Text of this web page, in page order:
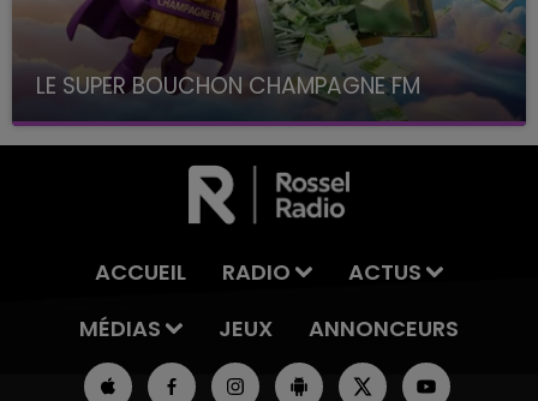
LE SUPER BOUCHON CHAMPAGNE FM
avec La Famille Champagne FM, à 8H10
ACCUEIL RADIO
ACTUS
MÉDIAS
JEUX ANNONCEURS